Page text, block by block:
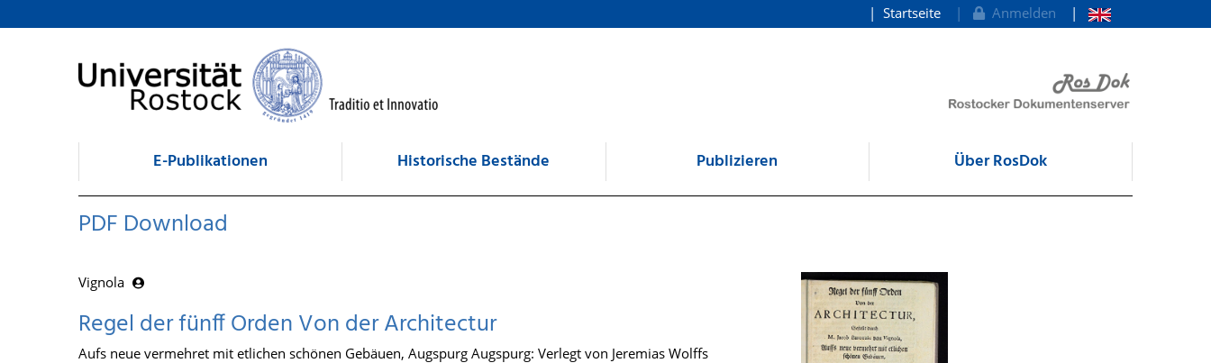
zum Inhalt
Startseite Anmelden
E-Publikationen Historische Bestände Publizieren Über RosDok
PDF Download
Vignola
Regel der fünff Orden Von der Architectur
Aufs neue vermehret mit etlichen schönen Gebäuen, Augspurg Augspurg: Verlegt von Jeremias Wolffs